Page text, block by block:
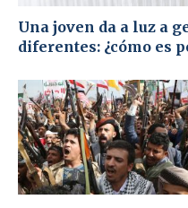
Una joven da a luz a
diferentes: ¿cómo es